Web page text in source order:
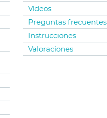
Vídeos
Preguntas frecuentes
Instrucciones
Valoraciones